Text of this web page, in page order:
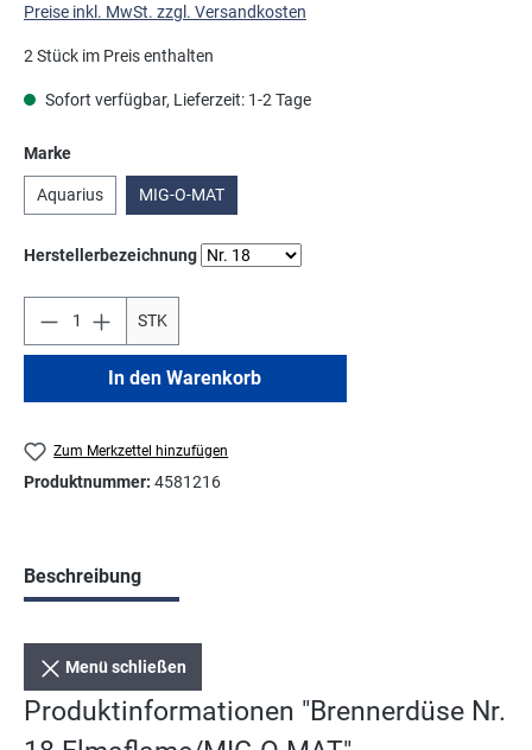
Preise inkl. MwSt. zzgl. Versandkosten
2 Stück im Preis enthalten
Sofort verfügbar, Lieferzeit: 1-2 Tage
Markeauswählen
Aquarius MIG-O-MAT
Herstellerbezeichnungauswählen
STK
In den Warenkorb
Zum Merkzettel hinzufügen
Produktnummer: 4581216
Beschreibung
Menü schließen
Produktinformationen "Brennerdüse Nr.